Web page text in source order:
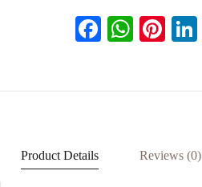
F
W
p
Pi
Product Details Reviews (0)